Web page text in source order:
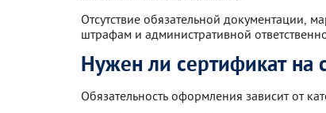
Отсутствие обязательной документации,
штрафам и административной
Нужен ли сертификат на
Обязательность оформления зависит от